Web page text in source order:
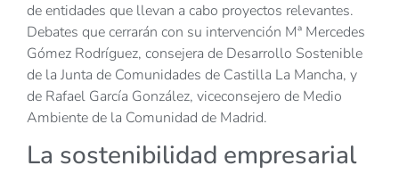
de entidades que llevan a cabo proyectos relevantes.
Debates que cerrarán con su intervención Mª Mercedes
Gómez Rodríguez, consejera de Desarrollo Sostenible
de la Junta de Comunidades de Castilla La Mancha, y
de Rafael García González, viceconsejero de Medio
Ambiente de la Comunidad de Madrid.
La sostenibilidad empresarial